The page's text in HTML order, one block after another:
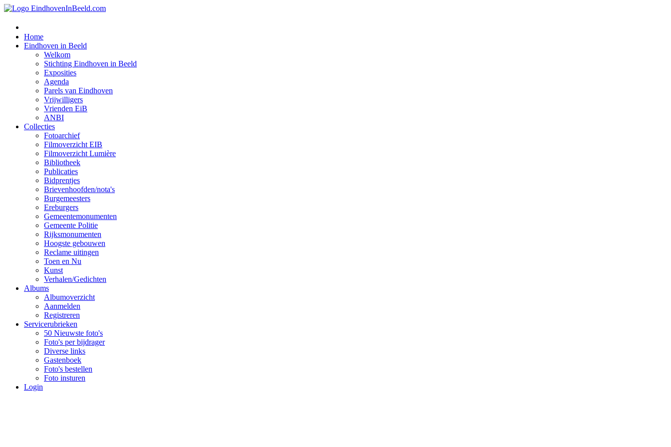
Home
Eindhoven in Beeld
Welkom
Stichting Eindhoven in Beeld
Exposities
Agenda
Parels van Eindhoven
Vrijwilligers
Vrienden EiB
ANBI
Collecties
Fotoarchief
Filmoverzicht EIB
Filmoverzicht Lumière
Bibliotheek
Publicaties
Bidprentjes
Brievenhoofden/nota's
Burgemeesters
Ereburgers
Gemeentemonumenten
Gemeente Politie
Rijksmonumenten
Hoogste gebouwen
Reclame uitingen
Toen en Nu
Kunst
Verhalen/Gedichten
Albums
Albumoverzicht
Aanmelden
Registreren
Servicerubrieken
50 Nieuwste foto's
Foto's per bijdrager
Diverse links
Gastenboek
Foto's bestellen
Foto insturen
Login